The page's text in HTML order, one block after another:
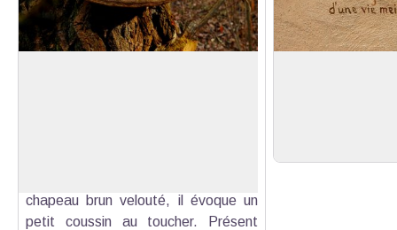
chapeau brun velouté, il évoque un
petit coussin au toucher. Présent